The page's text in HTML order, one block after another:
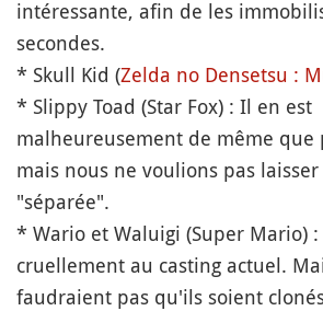
intéressante, afin de les
secondes.
* Skull Kid (Zelda no Densetsu :
* Slippy Toad (Star Fox) : Il en est
malheureusement de même que
mais nous ne voulions pas laisser
"séparée".
* Wario et Waluigi (Super Mario)
cruellement au casting actuel.
faudraient pas qu'ils soient